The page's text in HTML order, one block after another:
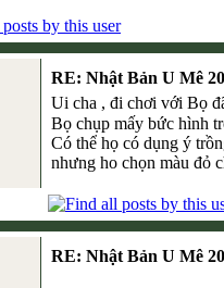
RE: Nhật Bản U Mê
Ui cha , đi chơi với Bọ
Bọ chụp mấy bức hình
Có thể họ có dụng ý
nhưng ho chọn màu đỏ
RE: Nhật Bản U Mê